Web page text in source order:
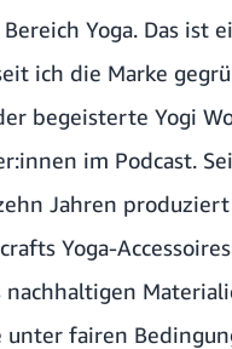
Yoga. Das ist
ich die Marke
begeisterte Yogi
im Podcast.
Jahren
Yoga-
nachhaltigen
unter fairen